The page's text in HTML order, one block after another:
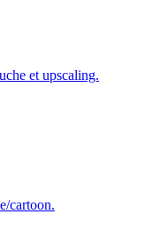
et upscaling.
cartoon.